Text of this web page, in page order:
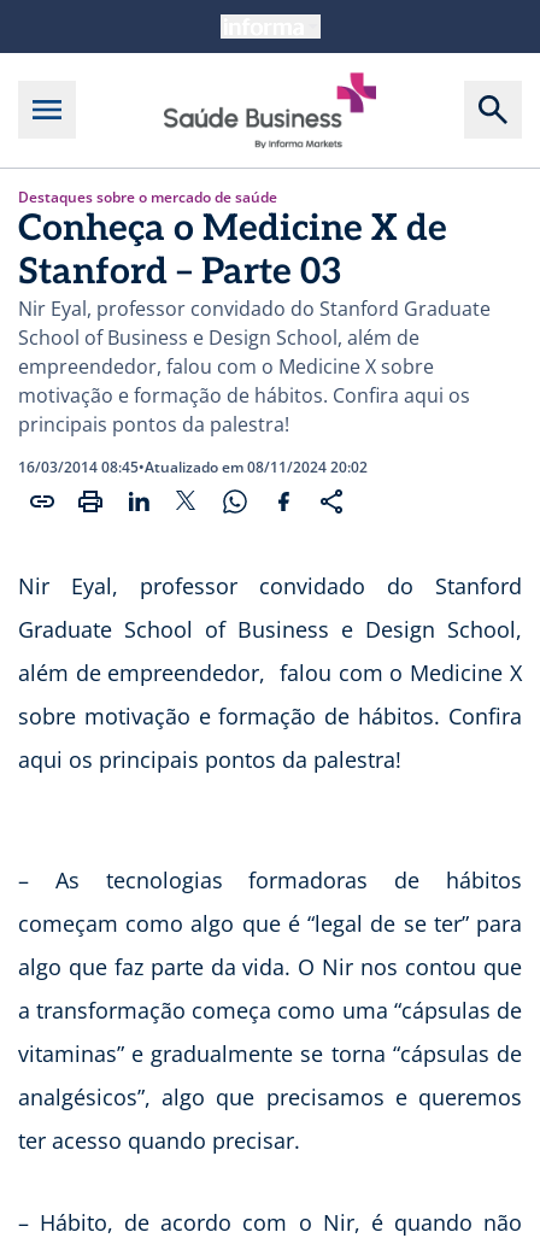
Destaques sobre o mercado de saúde
Conheça o Medicine X de
Stanford – Parte 03
Nir Eyal, professor convidado do Stanford Graduate
School of Business e Design School, além de
empreendedor, falou com o Medicine X sobre
motivação e formação de hábitos. Confira aqui os
principais pontos da palestra!
16/03/2014 08:45•Atualizado em 08/11/2024 20:02
Nir Eyal, professor convidado do Stanford
Graduate School of Business e Design School,
além de empreendedor, falou com o Medicine X
sobre motivação e formação de hábitos. Confira
aqui os principais pontos da palestra!
– As tecnologias formadoras de hábitos
começam como algo que é “legal de se ter” para
algo que faz parte da vida. O Nir nos contou que
a transformação começa como uma “cápsulas de
vitaminas” e gradualmente se torna “cápsulas de
analgésicos”, algo que precisamos e queremos
ter acesso quando precisar.
– Hábito, de acordo com o Nir, é quando não